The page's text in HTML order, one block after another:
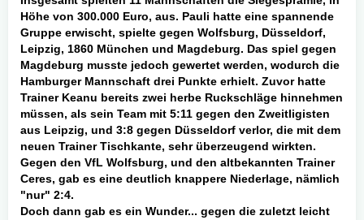
Höhe von 300.000 Euro, aus. Pauli hatte eine spannende
Gruppe erwischt, spielte gegen Wolfsburg, Düsseldorf,
Leipzig, 1860 München und Magdeburg. Das spiel gegen
Magdeburg musste jedoch gewertet werden, wodurch die
Hamburger Mannschaft drei Punkte erhielt. Zuvor hatte
Trainer Keanu bereits zwei herbe Ruckschläge hinnehmen
müssen, als sein Team mit 5:11 gegen den Zweitligisten
aus Leipzig, und 3:8 gegen Düsseldorf verlor, die mit dem
neuen Trainer Tischkante, sehr überzeugend wirkten.
Gegen den VfL Wolfsburg, und den altbekannten Trainer
Ceres, gab es eine deutlich knappere Niederlage, nämlich
"nur" 2:4.
Doch dann gab es ein Wunder... gegen die zuletzt leicht